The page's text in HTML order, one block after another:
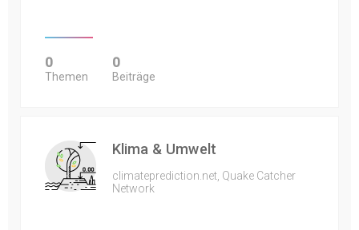
0
Themen
0
Beiträge
Klima & Umwelt
climateprediction.net, Quake Catcher
Network